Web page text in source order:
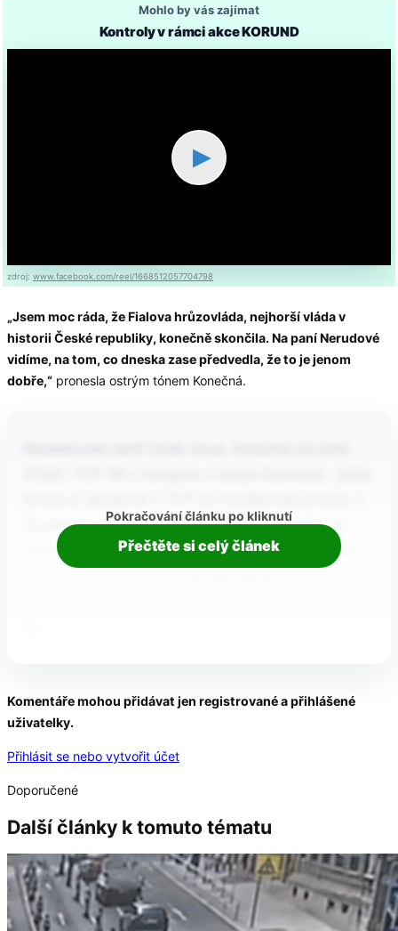
Mohlo by vás zajímat
Kontroly v rámci akce KORUND
▶
zdroj: www.facebook.com/reel/1668512057704798
„Jsem moc ráda, že Fialova hrůzovláda, nejhorší vláda v
historii České republiky, konečně skončila. Na paní Nerudové
vidíme, na tom, co dneska zase předvedla, že to je jenom
dobře,“ pronesla ostrým tónem Konečná.
Dozimetru. Vy byste měla mlčet, vaši stranu by
měli zakázat.“ Europoslankyně obviňovaly jedna
Pokračování článku po kliknutí
Přečtěte si celý článek
Komentáře mohou přidávat jen registrované a přihlášené
uživatelky.
Přihlásit se nebo vytvořit účet
Doporučené
Další články k tomuto tématu